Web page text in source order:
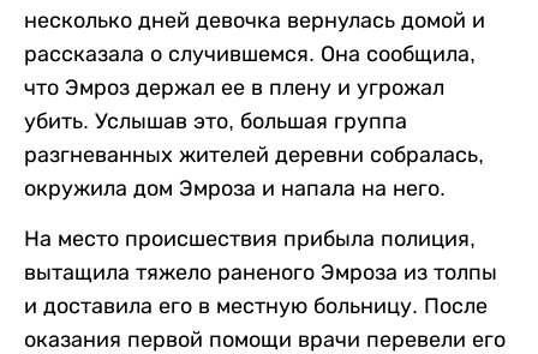
несколько дней девочка вернулась домой и
рассказала о случившемся. Она сообщила,
что Эмроз держал ее в плену и угрожал
убить. Услышав это, большая группа
разгневанных жителей деревни собралась,
окружила дом Эмроза и напала на него.
На место происшествия прибыла полиция,
вытащила тяжело раненого Эмроза из толпы
и доставила его в местную больницу. После
оказания первой помощи врачи перевели его